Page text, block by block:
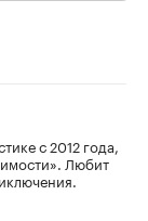
с 2012 года,
Любит